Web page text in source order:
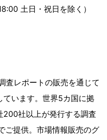
土日・祝日を除く）
査レポートの販売を通じて
います。世界5カ国に拠
200社以上が発行する調査
ご提供。市場情報販売のグ